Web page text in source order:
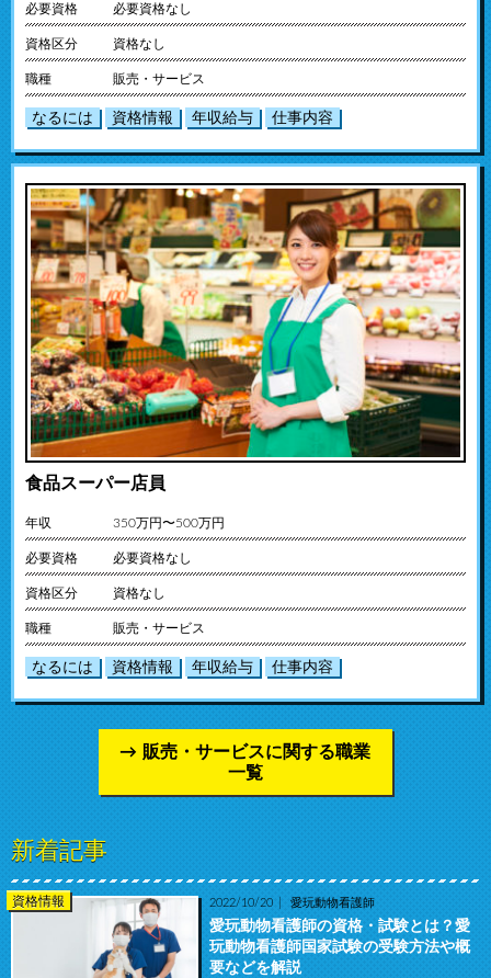
必要資格 必要資格なし
資格区分 資格なし
職種 販売・サービス
なるには 資格情報 年収給与 仕事内容
食品スーパー店員
年収 350万円〜500万円
必要資格 必要資格なし
資格区分 資格なし
職種 販売・サービス
なるには 資格情報 年収給与 仕事内容
販売・サービスに関する職業
一覧
新着記事
資格情報 2022/10/20 愛玩動物看護師
愛玩動物看護師の資格・試験とは？愛
玩動物看護師国家試験の受験方法や概
要などを解説